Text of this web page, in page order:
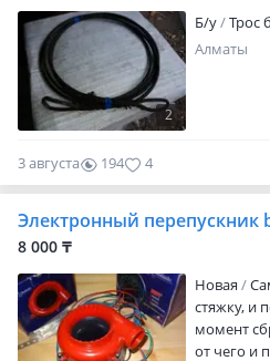
2
Б/у
Трос
Алматы
3 августа 194 4
Электронный перепускник
8 000 ₸
Новая
стяжку, и
момент
от чего и